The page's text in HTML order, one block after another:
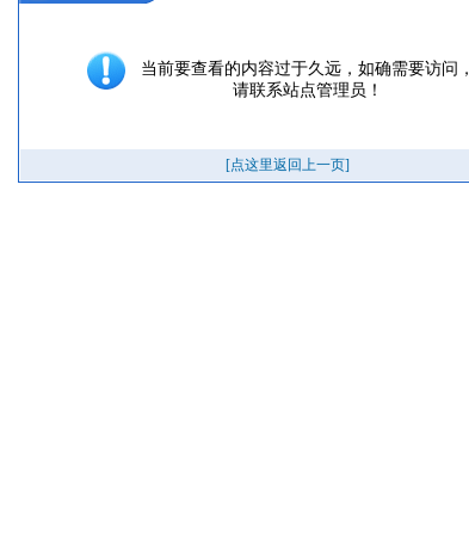
当前要查看的内容过于久远，如确需要访问，
请联系站点管理员！
[点这里返回上一页]